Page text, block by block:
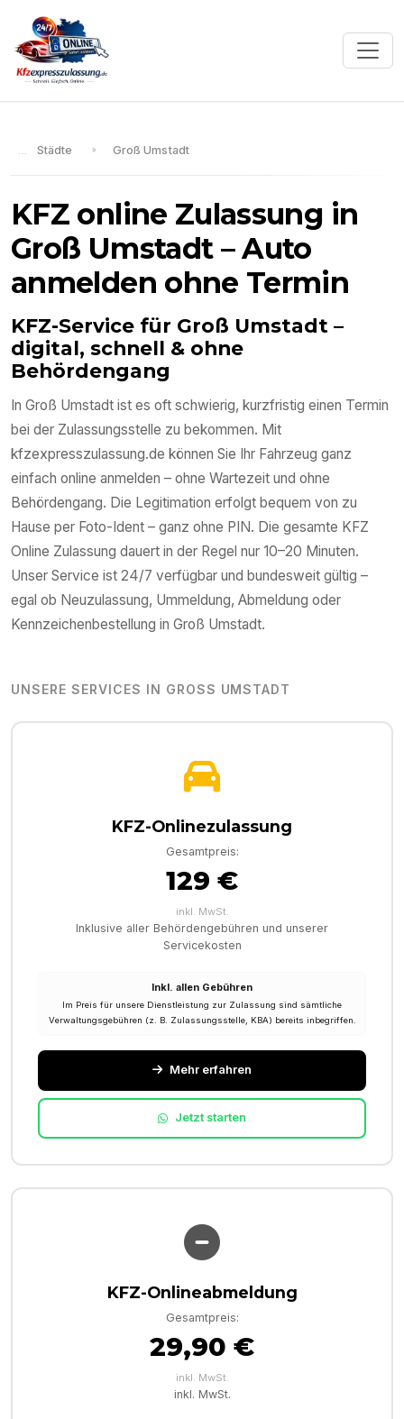
Städte Groß Umstadt
KFZ online Zulassung in
Groß Umstadt– Auto
anmelden ohne Termin
KFZ-Service für Groß Umstadt –
digital, schnell & ohne
Behördengang
In Groß Umstadt ist es oft schwierig, kurzfristig einen Termin
bei der Zulassungsstelle zu bekommen. Mit
kfzexpresszulassung.de können Sie Ihr Fahrzeug ganz
einfach online anmelden – ohne Wartezeit und ohne
Behördengang. Die Legitimation erfolgt bequem von zu
Hause per Foto-Ident – ganz ohne PIN. Die gesamte KFZ
Online Zulassung dauert in der Regel nur 10–20 Minuten.
Unser Service ist 24/7 verfügbar und bundesweit gültig –
egal ob Neuzulassung, Ummeldung, Abmeldung oder
Kennzeichenbestellung in Groß Umstadt.
UNSERE SERVICES IN GROSS UMSTADT
KFZ-Onlinezulassung
Gesamtpreis:
129 €
inkl. MwSt.
Inklusive aller Behördengebühren und unserer
Servicekosten
Inkl. allen Gebühren
Im Preis für unsere Dienstleistung zur Zulassung sind sämtliche
Verwaltungsgebühren (z. B. Zulassungsstelle, KBA) bereits inbegriffen.
Mehr erfahren
Jetzt starten
KFZ-Onlineabmeldung
Gesamtpreis:
29,90 €
inkl. MwSt.
inkl. MwSt.